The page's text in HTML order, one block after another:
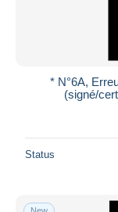
* N°6A,
(signé/
Status